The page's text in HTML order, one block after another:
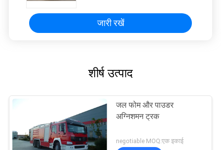
जारी रखें
शीर्ष उत्पाद
जल फोम और पाउडर
अग्निशमन ट्रक
negotiable MOQ:एक इकाई